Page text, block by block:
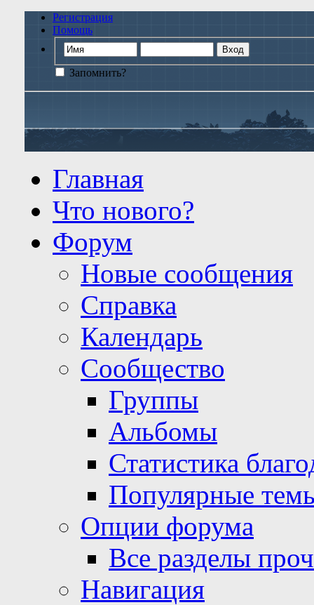
Регистрация
Помощь
Запомнить?
Главная
Что нового?
Форум
Новые сообщения
Справка
Календарь
Сообщество
Группы
Альбомы
Статистика
Популярные
Опции форума
Все разделы
Навигация